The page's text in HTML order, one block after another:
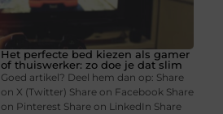
Het perfecte bed kiezen als gamer
of thuiswerker: zo doe je dat slim
Goed artikel? Deel hem dan op: Share
on X (Twitter) Share on Facebook Share
on Pinterest Share on LinkedIn Share